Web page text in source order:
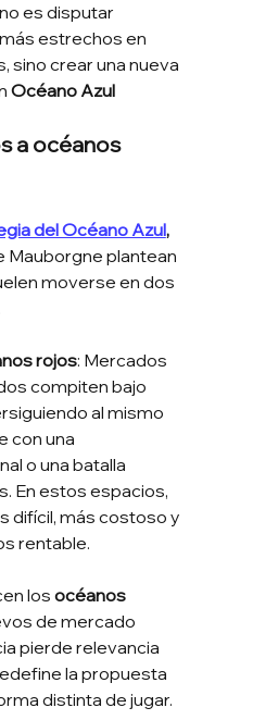
es disputar
estrechos en
sino crear una nueva
Océano Azul
a océanos
del Océano Azul,
Mauborgne plantean
moverse en dos
rojos: Mercados
compiten bajo
al mismo
con una
o una batalla
En estos espacios,
difícil, más costoso y
rentable.
los océanos
de mercado
pierde relevancia
la propuesta
distinta de jugar.